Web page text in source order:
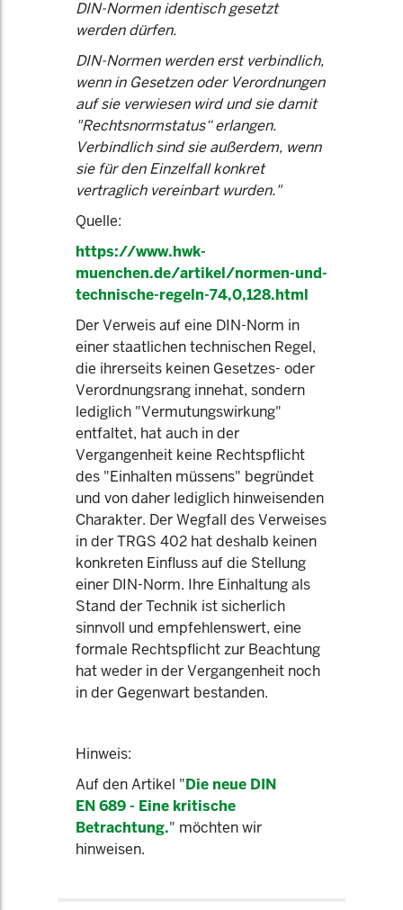
DIN-Normen identisch gesetzt
werden dürfen.
DIN-Normen werden erst verbindlich,
wenn in Gesetzen oder Verordnungen
auf sie verwiesen wird und sie damit
"Rechtsnormstatus“ erlangen.
Verbindlich sind sie außerdem, wenn
sie für den Einzelfall konkret
vertraglich vereinbart wurden."
Quelle:
https://www.hwk-
muenchen.de/artikel/normen-und-
technische-regeln-74,0,128.html
Der Verweis auf eine DIN-Norm in
einer staatlichen technischen Regel,
die ihrerseits keinen Gesetzes- oder
Verordnungsrang innehat, sondern
lediglich "Vermutungswirkung"
entfaltet, hat auch in der
Vergangenheit keine Rechtspflicht
des "Einhalten müssens" begründet
und von daher lediglich hinweisenden
Charakter. Der Wegfall des Verweises
in der TRGS 402 hat deshalb keinen
konkreten Einfluss auf die Stellung
einer DIN-Norm. Ihre Einhaltung als
Stand der Technik ist sicherlich
sinnvoll und empfehlenswert, eine
formale Rechtspflicht zur Beachtung
hat weder in der Vergangenheit noch
in der Gegenwart bestanden.
Hinweis:
Auf den Artikel "Die neue DIN
EN 689 - Eine kritische
Betrachtung." möchten wir
hinweisen.